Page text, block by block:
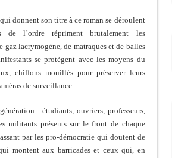
donnent son titre à ce roman se déroulent
l’ordre répriment brutalement les
gaz lacrymogène, de matraques et de balles
se protègent avec les moyens du
chiffons mouillés pour préserver leurs
de surveillance.
: étudiants, ouvriers, professeurs,
militants présents sur le front de chaque
par les pro-démocratie qui doutent de
montent aux barricades et ceux qui, en